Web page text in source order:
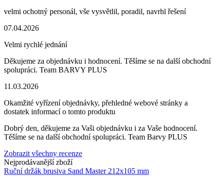
velmi ochotný personál, vše vysvětlil, poradil, navrhl řešení
07.04.2026
Velmi rychlé jednání
Děkujeme za objednávku i hodnocení. Těšíme se na další obchodní
spolupráci. Team BARVY PLUS
11.03.2026
Okamžité vyřízení objednávky, přehledné webové stránky a
dostatek informací o tomto produktu
Dobrý den, děkujeme za Vaši objednávku i za Vaše hodnocení.
Těšíme se na další obchodní spolupráci. Team Barvy PLUS
Zobrazit všechny recenze
Nejprodávanější zboží
Ruční držák brusiva Sand Master 212x105 mm